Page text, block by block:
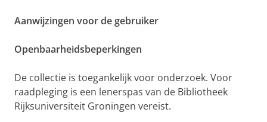
Aanwijzingen voor de gebruiker
Openbaarheidsbeperkingen
De collectie is toegankelijk voor onderzoek. Voor
raadpleging is een lenerspas van de Bibliotheek
Rijksuniversiteit Groningen vereist.